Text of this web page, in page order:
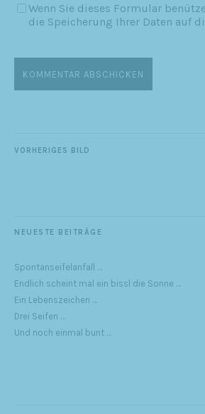
Wenn Sie dieses Formular
die Speicherung Ihrer Daten auf
VORHERIGES BILD
NEUESTE BEITRÄGE
Spontanseifelanfall …
Endlich scheint mal ein bissl die Sonne …
Ein Lebenszeichen …
Drei Seifen …
Und noch einmal bunt …